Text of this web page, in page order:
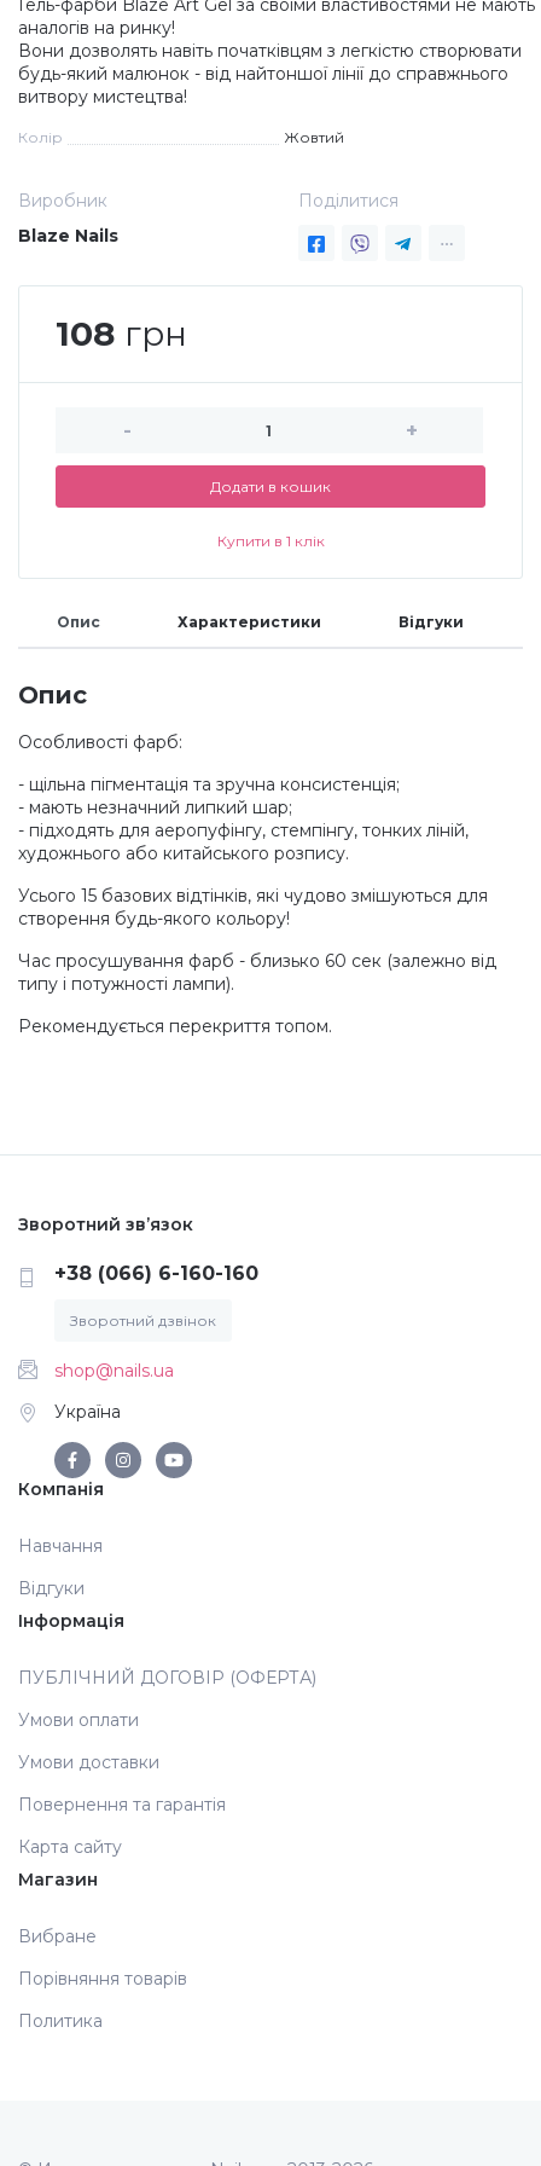
Дезінфекція та стерилізація
Трикутники (каміфубукі)
Наліпки гнучкі лінії
Бульонки
Блискітки (пісок для нігтів)
Блискітки для нігтів
Меланж (цукровий ефект)
Слюда
Брокат
Інші прикраси
Фарби для розпису
Навчання
Гель-фарби Blaze Art Gel за своїми властивостями не мають
аналогів на ринку!
Вони дозволять навіть початківцям з легкістю створювати
будь-який малюнок - від найтоншої лінії до справжнього
витвору мистецтва!
Колір Жовтий
Виробник
Blaze Nails
Поділитися
108 грн
- +
Додати в кошик
Купити в 1 клік
Опис Характеристики Відгуки
Опис
Особливості фарб:
- щільна пігментація та зручна консистенція;
- мають незначний липкий шар;
- підходять для аеропуфінгу, стемпінгу, тонких ліній,
художнього або китайського розпису.
Усього 15 базових відтінків, які чудово змішуються для
створення будь-якого кольору!
Час просушування фарб - близько 60 сек (залежно від
типу і потужності лампи).
Рекомендується перекриття топом.
Зворотний зв’язок
+38 (066) 6-160-160
Зворотний дзвінок
shop@nails.ua
Україна
Компанія
Навчання
Відгуки
Інформація
ПУБЛІЧНИЙ ДОГОВІР (ОФЕРТА)
Умови оплати
Умови доставки
Повернення та гарантія
Карта сайту
Магазин
Вибране
Порівняння товарів
Политика